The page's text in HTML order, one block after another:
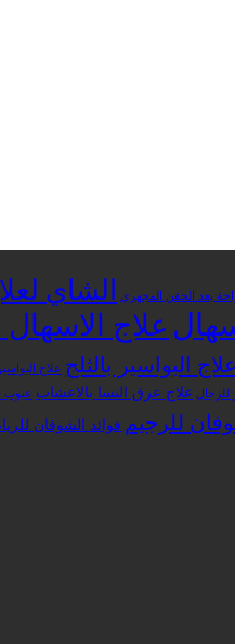
بعد الحقن المجهري الشاي
علاج
علاج البواسير بالثلج علاج
للرجال علاج عرق النسا بالاعشاب عيوب
للرجيم فوائد الشوفان